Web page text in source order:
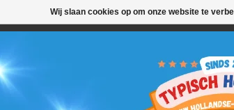
AVONDLEVERING MOGELIJK
Wij slaan cookies op om onze website te